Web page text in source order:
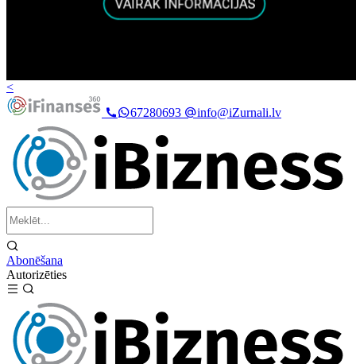
<
67280693
info@iZurnali.lv
Abonēšana
Autorizēties